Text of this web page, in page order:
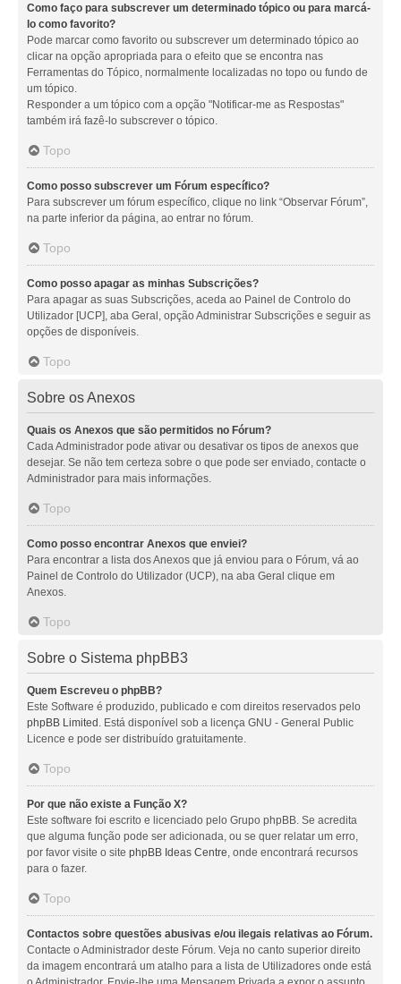
Como faço para subscrever um determinado tópico ou para marcá-
lo como favorito?
Pode marcar como favorito ou subscrever um determinado tópico ao
clicar na opção apropriada para o efeito que se encontra nas
Ferramentas do Tópico, normalmente localizadas no topo ou fundo de
um tópico.
Responder a um tópico com a opção "Notificar-me as Respostas"
também irá fazê-lo subscrever o tópico.
Topo
Como posso subscrever um Fórum específico?
Para subscrever um fórum específico, clique no link “Observar Fórum”,
na parte inferior da página, ao entrar no fórum.
Topo
Como posso apagar as minhas Subscrições?
Para apagar as suas Subscrições, aceda ao Painel de Controlo do
Utilizador [UCP], aba Geral, opção Administrar Subscrições e seguir as
opções de disponíveis.
Topo
Sobre os Anexos
Quais os Anexos que são permitidos no Fórum?
Cada Administrador pode ativar ou desativar os tipos de anexos que
desejar. Se não tem certeza sobre o que pode ser enviado, contacte o
Administrador para mais informações.
Topo
Como posso encontrar Anexos que enviei?
Para encontrar a lista dos Anexos que já enviou para o Fórum, vá ao
Painel de Controlo do Utilizador (UCP), na aba Geral clique em
Anexos.
Topo
Sobre o Sistema phpBB3
Quem Escreveu o phpBB?
Este Software é produzido, publicado e com direitos reservados pelo
phpBB Limited. Está disponível sob a licença GNU - General Public
Licence e pode ser distribuído gratuitamente.
Topo
Por que não existe a Função X?
Este software foi escrito e licenciado pelo Grupo phpBB. Se acredita
que alguma função pode ser adicionada, ou se quer relatar um erro,
por favor visite o site phpBB Ideas Centre, onde encontrará recursos
para o fazer.
Topo
Contactos sobre questões abusivas e/ou ilegais relativas ao Fórum.
Contacte o Administrador deste Fórum. Veja no canto superior direito
da imagem encontrará um atalho para a lista de Utilizadores onde está